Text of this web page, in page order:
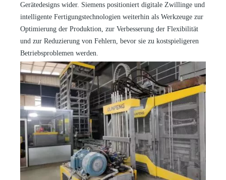
Gerätedesigns wider. Siemens positioniert digitale Zwillinge und
intelligente Fertigungstechnologien weiterhin als Werkzeuge zur
Optimierung der Produktion, zur Verbesserung der Flexibilität
und zur Reduzierung von Fehlern, bevor sie zu kostspieligeren
Betriebsproblemen werden.